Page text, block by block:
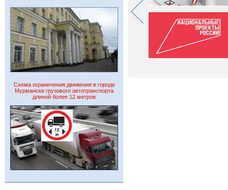
Схема ограничения движения в городе
Мурманске грузового автотранспорта
длиной более 12 метров